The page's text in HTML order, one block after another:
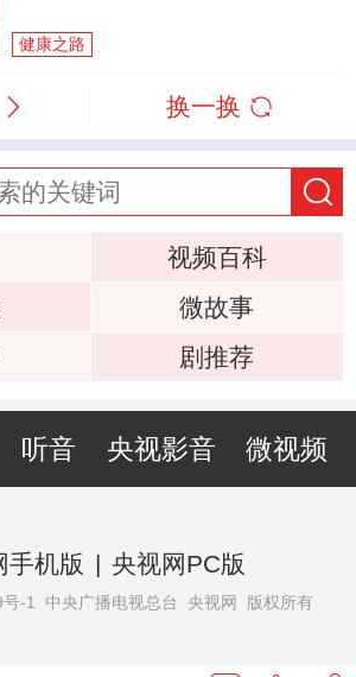
健康之路
换一换
视频百科
微故事
剧推荐
听音 央视影音 微视频
手机版 | 央视网PC版
-1 中央广播电视总台 央视网 版权所有